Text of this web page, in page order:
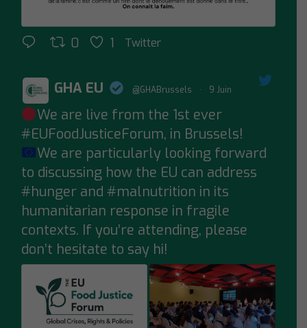
0 1 Twitter
;
GHA EU @GHABrussels · 9 Juin
We are live from the 1st ever
#EUFoodJusticeForum, in Brussels!
We are particularly looking forward
to discussing how the EU can address
#hungerand #malnutrition in its
humanitarian response in fragile
contexts. If you’re attending, please
don’t hesitate to say hi!